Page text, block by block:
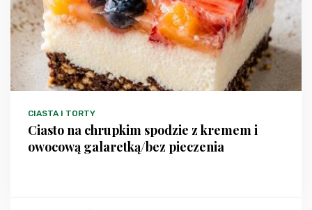
CIASTA I TORTY
Ciasto na chrupkim spodzie z kremem i
owocową galaretką/bez pieczenia